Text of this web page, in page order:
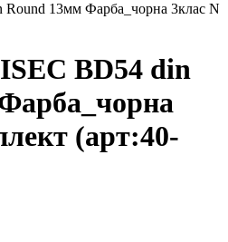
13мм Фарба_чорна 3клас N
BD54 din
(арт:40-